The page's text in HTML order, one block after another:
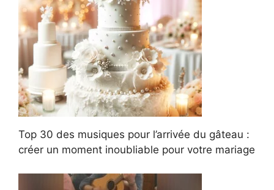
Top 30 des musiques pour l’arrivée du gâteau :
créer un moment inoubliable pour votre mariage